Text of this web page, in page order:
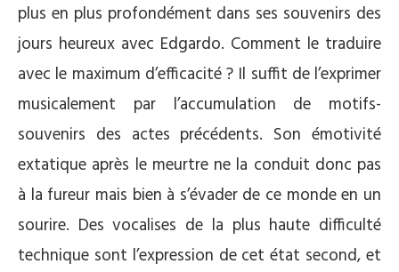
plus en plus profondément dans ses souvenirs des
jours heureux avec Edgardo. Comment le traduire
avec le maximum d’efficacité ? Il suffit de l’exprimer
musicalement par l’accumulation de motifs-
souvenirs des actes précédents. Son émotivité
extatique après le meurtre ne la conduit donc pas
à la fureur mais bien à s’évader de ce monde en un
sourire. Des vocalises de la plus haute difficulté
technique sont l’expression de cet état second, et